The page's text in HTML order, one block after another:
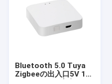
Bluetooth 5.0 Tuya
Zigbeeの出入口5V 1A